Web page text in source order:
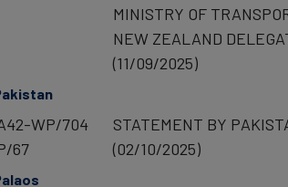
MINISTRY OF
NEW ZEALAND
(11/09/2025)
WP/704
67
STATEMENT BY
(02/10/2025)